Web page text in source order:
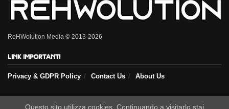
ReHWolution Media © 2013-2026
Link importanti
Privacy & GDPR Policy Contact Us About Us
Seguici sui nostri social
Questo sito utilizza cookies. Continuando a visitarlo stai